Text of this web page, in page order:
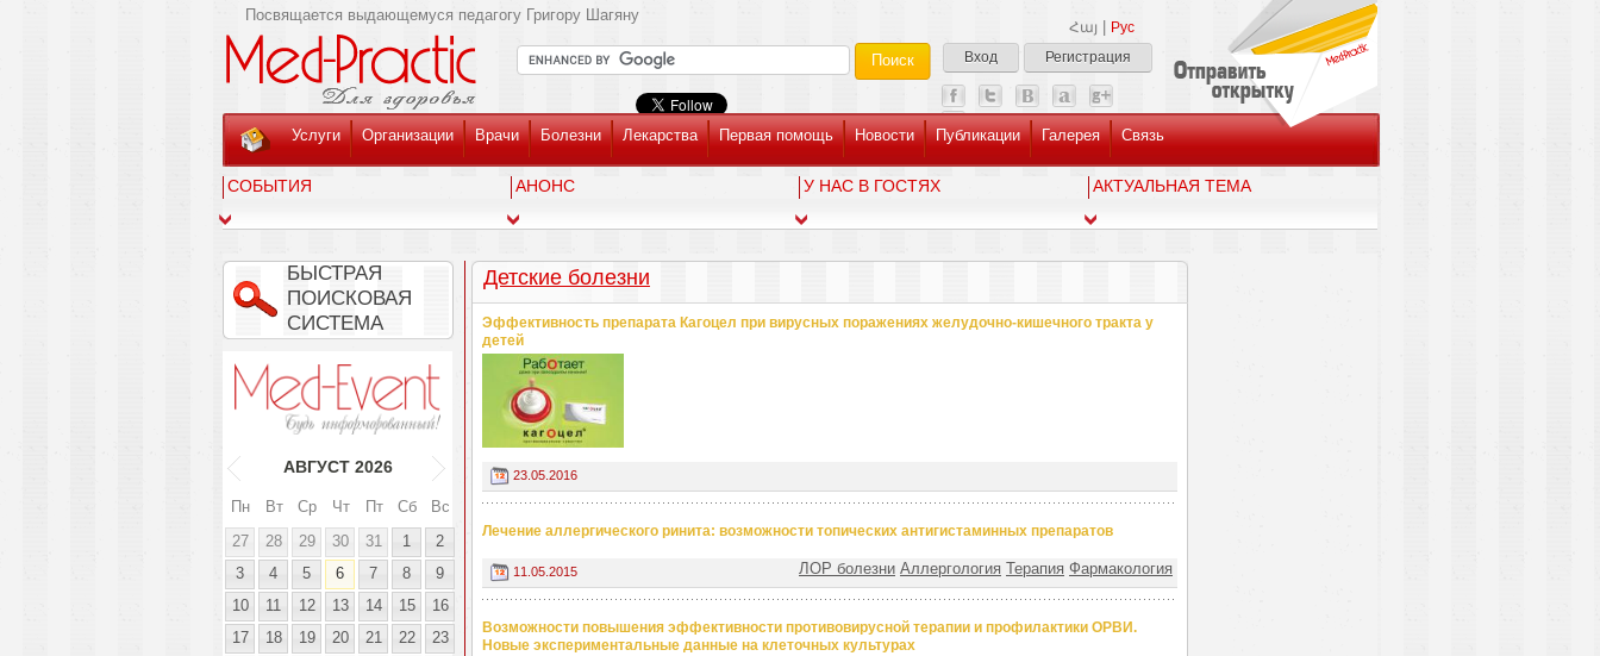
Հայ
Рус
Вход
Регистрация
Посвящается выдающемуся педагогу Григору Шагяну
Услуги Организации Врачи Болезни Лекарства Первая помощь Новости Публикации Галерея Связь
СОБЫТИЯ АНОНС У НАС В ГОСТЯХ AКТУАЛЬНАЯ ТЕМА
БЫСТРАЯ
ПОИСКОВАЯ
СИСТЕМА
АВГУСТ 2026
Пн Вт Ср Чт Пт Сб
Вс
27
28 29 30 31 1
2
3
4 5 6 7 8
9
10
11 12 13 14 15
16
17
18 19 20 21 22
23
Детские болезни
Эффективность препарата Кагоцел при вирусных поражениях желудочно-кишечного тракта у
детей
23.05.2016
Лечение аллергического ринита: возможности топических антигистаминных препаратов
11.05.2015 ЛОР болезни Аллергология Терапия Фармакология
Возможности повышения эффективности противовирусной терапии и профилактики ОРВИ.
Новые экспериментальные данные на клеточных культурах